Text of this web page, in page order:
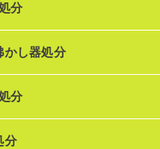
分
かし器処分
分
分